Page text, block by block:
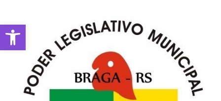
Abrir a barra de ferramentas